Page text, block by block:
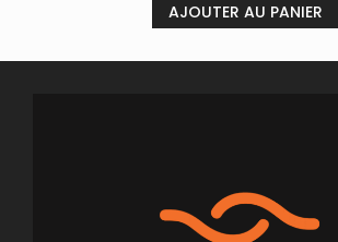
AJOUTER AU PANIER